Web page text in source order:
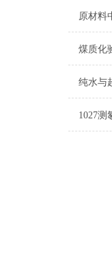
煤质化
纯水与
1027测